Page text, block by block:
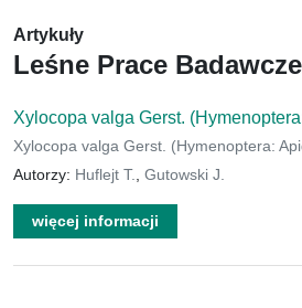
Artykuły
Leśne Prace Badawcze
Xylocopa valga Gerst.
Xylocopa valga Gerst. (Hymenoptera:
Autorzy: Huflejt T. Gutowski J.
więcej informacji